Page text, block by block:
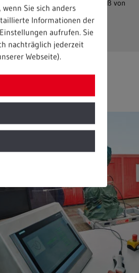
dauerhaft einem Rückstoß von
mit dem Roboter
Sie sich anders
Informationen der
aufrufen. Sie
nachträglich jederzeit
Webseite).